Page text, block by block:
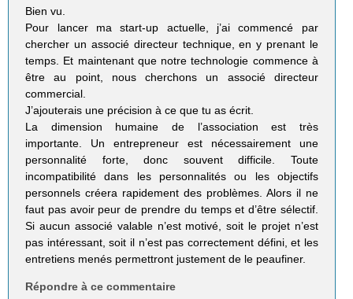
Bien vu.
Pour lancer ma start-up actuelle, j’ai commencé par
chercher un associé directeur technique, en y prenant le
temps. Et maintenant que notre technologie commence à
être au point, nous cherchons un associé directeur
commercial.
J’ajouterais une précision à ce que tu as écrit.
La dimension humaine de l’association est très
importante. Un entrepreneur est nécessairement une
personnalité forte, donc souvent difficile. Toute
incompatibilité dans les personnalités ou les objectifs
personnels créera rapidement des problèmes. Alors il ne
faut pas avoir peur de prendre du temps et d’être sélectif.
Si aucun associé valable n’est motivé, soit le projet n’est
pas intéressant, soit il n’est pas correctement défini, et les
entretiens menés permettront justement de le peaufiner.
Répondre à ce commentaire